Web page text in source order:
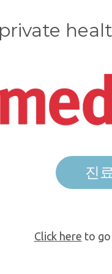
진
Click here to go